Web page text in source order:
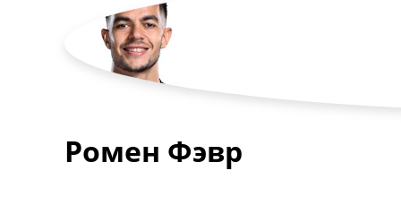
Новости футбола Украины
Последние комментарии
Конкурс прогнозов
Логин
Рейтинги
Турниры
Чемпионат Мира
Ромен Фэвр